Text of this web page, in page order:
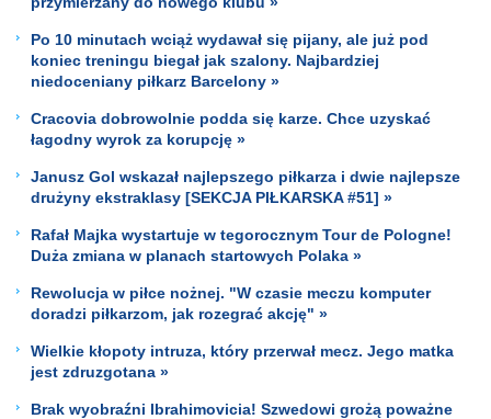
Po 10 minutach wciąż wydawał się pijany, ale już pod
koniec treningu biegał jak szalony. Najbardziej
niedoceniany piłkarz Barcelony »
Cracovia dobrowolnie podda się karze. Chce uzyskać
łagodny wyrok za korupcję »
Janusz Gol wskazał najlepszego piłkarza i dwie najlepsze
drużyny ekstraklasy [SEKCJA PIŁKARSKA #51] »
Rafał Majka wystartuje w tegorocznym Tour de Pologne!
Duża zmiana w planach startowych Polaka »
Rewolucja w piłce nożnej. "W czasie meczu komputer
doradzi piłkarzom, jak rozegrać akcję" »
Wielkie kłopoty intruza, który przerwał mecz. Jego matka
jest zdruzgotana »
Brak wyobraźni Ibrahimovicia! Szwedowi grożą poważne